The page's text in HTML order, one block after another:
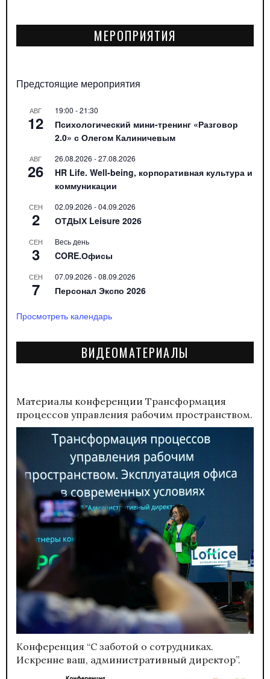
МЕРОПРИЯТИЯ
Предстоящие мероприятия
АВГ
12
19:00 -21:30
Психологический мини-тренинг «Разговор
2.0» с Олегом Калиничевым
АВГ
26
26.08.2026 -27.08.2026
HR Life. Well-being, корпоративная культура и
коммуникации
СЕН
2
02.09.2026 -04.09.2026
ОТДЫХ Leisure 2026
СЕН
3
Весь день
CORE.Офисы
СЕН
7
07.09.2026 -08.09.2026
Персонал Экспо 2026
Просмотреть календарь
ВИДЕОМАТЕРИАЛЫ
Материалы конференции Трансформация
процессов управления рабочим пространством.
Конференция “С заботой о сотрудниках.
Искренне ваш, административный директор”.